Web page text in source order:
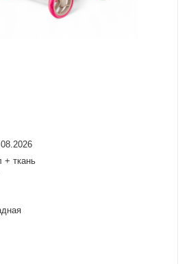
+ ткань